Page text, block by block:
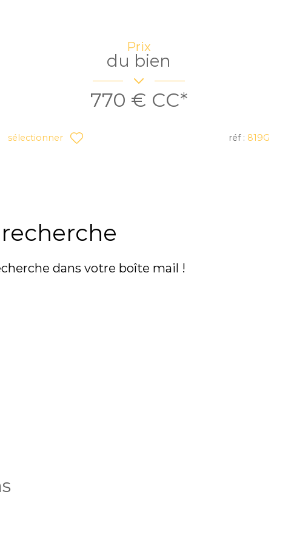
Prix
du bien
770 € CC*
sélectionner réf : 819G
dans votre boîte mail !